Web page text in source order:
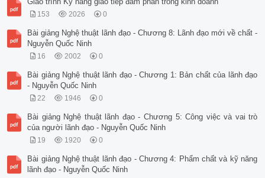
153 2026 0
Bài giảng Nghệ thuật lãnh đạo - Chương 8: Lãnh đạo mới về chất -
Nguyễn Quốc Ninh
16 2002 0
Bài giảng Nghệ thuật lãnh đạo - Chương 1: Bản chất của lãnh đạo
- Nguyễn Quốc Ninh
22 1946 0
Bài giảng Nghệ thuật lãnh đạo - Chương 5: Công việc và vai trò
của người lãnh đạo - Nguyễn Quốc Ninh
19 1920 0
Bài giảng Nghệ thuật lãnh đạo - Chương 4: Phẩm chất và kỹ năng
lãnh đạo - Nguyễn Quốc Ninh